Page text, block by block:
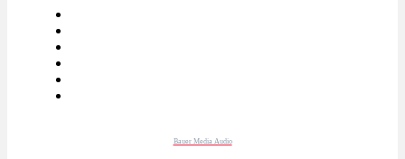
Bauer Media Audio